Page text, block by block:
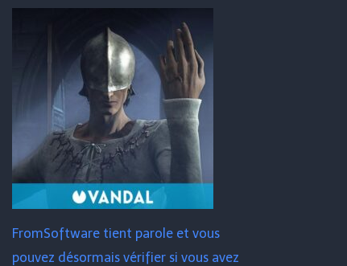
FromSoftware tient parole et vous
pouvez désormais vérifier si vous avez